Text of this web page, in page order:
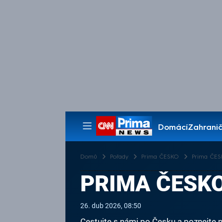
Domácí
Pořady
Domů Pořady Prima ČESKO Prima
PRIMA
26. dub 2026, 08:50